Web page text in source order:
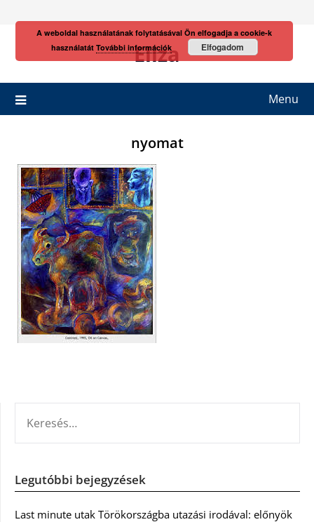
Eliza
Menu
nyomat
Legutóbbi bejegyzések
Last minute utak Törökországba utazási irodával: előnyök
A weboldal használatának folytatásával Ön elfogadja a cookie-k
használatát További információk Elfogadom